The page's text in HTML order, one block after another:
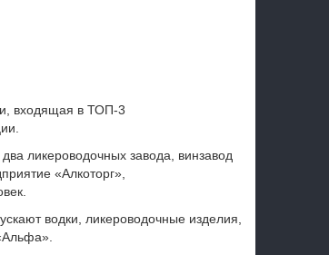
входящая в ТОП-3
ликероводочных завода, винзавод
«Алкоторг»,
водки, ликероводочные изделия,